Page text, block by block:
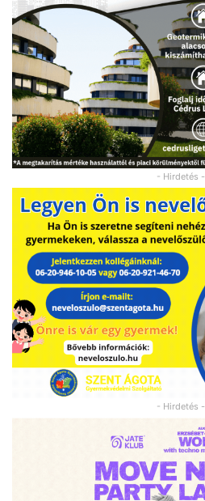
- Hirdetés -
- Hirdetés -